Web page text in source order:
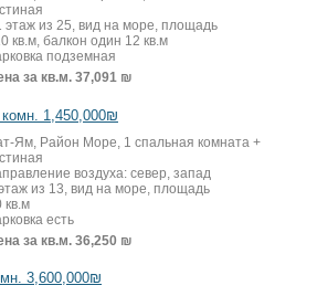
этаж из 25, вид на море, площадь
кв.м, балкон один 12 кв.м
подземная
за кв.м. 37,091 ₪
1,450,000₪
Ям, Район Море, 1 спальная комната +
воздуха: север, запад
из 13, вид на море, площадь
кв.м
есть
за кв.м. 36,250 ₪
3,600,000₪